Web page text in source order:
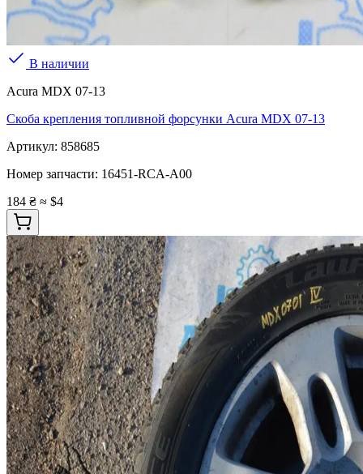
В наличии
Acura MDX 07-13
Скоба крепления топливной форсунки Acura MDX 07-13
Артикул: 858685
Номер запчасти: 16451-RCA-A00
184 ₴ ≈ $4